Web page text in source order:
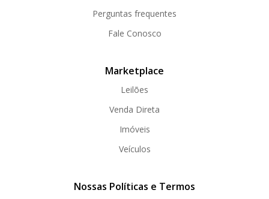
Perguntas frequentes
Fale Conosco
Marketplace
Leilões
Venda Direta
Imóveis
Veículos
Nossas Políticas e Termos